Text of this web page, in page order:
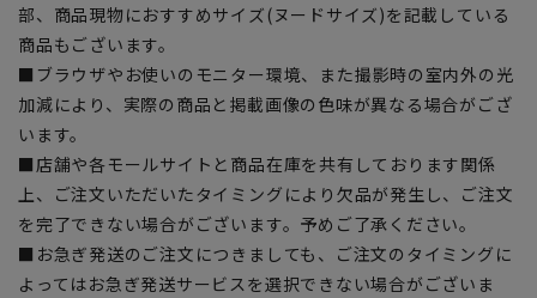
部、商品現物におすすめサイズ(ヌードサイズ)を記載している
商品もございます。
■ブラウザやお使いのモニター環境、また撮影時の室内外の光
加減により、実際の商品と掲載画像の色味が異なる場合がござ
います。
■店舗や各モールサイトと商品在庫を共有しております関係
上、ご注文いただいたタイミングにより欠品が発生し、ご注文
を完了できない場合がございます。予めご了承ください。
■お急ぎ発送のご注文につきましても、ご注文のタイミングに
よってはお急ぎ発送サービスを選択できない場合がございま